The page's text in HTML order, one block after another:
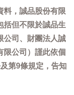
料，誠品股份有限
括但不限於誠品生
公司、財團法人誠
限公司）謹此依個
第9條規定，告知